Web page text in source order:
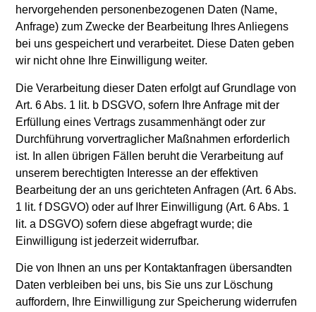
hervorgehenden personenbezogenen Daten (Name,
Anfrage) zum Zwecke der Bearbeitung Ihres Anliegens
bei uns gespeichert und verarbeitet. Diese Daten geben
wir nicht ohne Ihre Einwilligung weiter.
Die Verarbeitung dieser Daten erfolgt auf Grundlage von
Art. 6 Abs. 1 lit. b DSGVO, sofern Ihre Anfrage mit der
Erfüllung eines Vertrags zusammenhängt oder zur
Durchführung vorvertraglicher Maßnahmen erforderlich
ist. In allen übrigen Fällen beruht die Verarbeitung auf
unserem berechtigten Interesse an der effektiven
Bearbeitung der an uns gerichteten Anfragen (Art. 6 Abs.
1 lit. f DSGVO) oder auf Ihrer Einwilligung (Art. 6 Abs. 1
lit. a DSGVO) sofern diese abgefragt wurde; die
Einwilligung ist jederzeit widerrufbar.
Die von Ihnen an uns per Kontaktanfragen übersandten
Daten verbleiben bei uns, bis Sie uns zur Löschung
auffordern, Ihre Einwilligung zur Speicherung widerrufen